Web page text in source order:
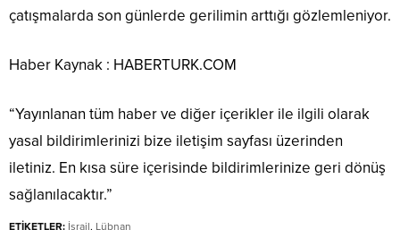
çatışmalarda son günlerde gerilimin arttığı gözlemleniyor.
Haber Kaynak : HABERTURK.COM
“Yayınlanan tüm haber ve diğer içerikler ile ilgili olarak
yasal bildirimlerinizi bize iletişim sayfası üzerinden
iletiniz. En kısa süre içerisinde bildirimlerinize geri dönüş
sağlanılacaktır.”
ETİKETLER: İsrail, Lübnan